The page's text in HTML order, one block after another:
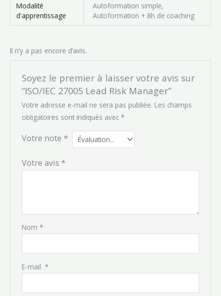
Modalité
d'apprentissage
Autoformation simple,
Autoformation + 8h de coaching
Il n’y a pas encore d’avis.
Soyez le premier à laisser votre avis sur
“ISO/IEC 27005 Lead Risk Manager”
Votre adresse e-mail ne sera pas publiée. Les champs
obligatoires sont indiqués avec *
Votre note *
Votre avis *
Nom *
E-mail *